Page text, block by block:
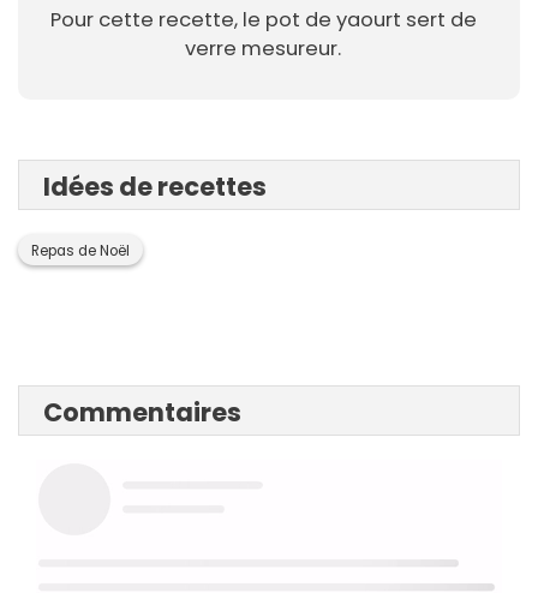
Pour cette recette, le pot de yaourt sert de
verre mesureur.
Idées de recettes
Repas de Noël
Commentaires